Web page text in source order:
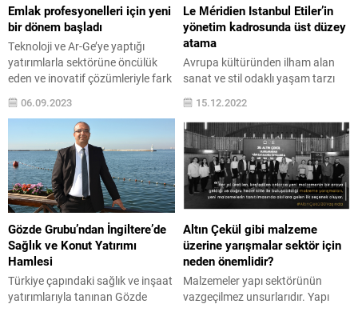
Emlak profesyonelleri için yeni
bir dönem başladı
Teknoloji ve Ar-Ge’ye yaptığı
yatırımlarla sektörüne öncülük
eden ve inovatif çözümleriyle fark
yaratan sahibinden.com,
kullanıcılarının hayatlarını
kolaylaştıracak hizmetler
sunmaya devam ediyor.
sahibinden.com geçtiğimiz yıl
kendi Ar-Ge merkezinde
geliştirdiği ve Sahibinden Pro
uygulaması üzerinden emlak
profesyonellerinin kullanımına
sunduğu “S-Sanal
Tur” teknolojisine, şimdi de S-
Sanal Tur Gimbal cihazını entegre
etti. S-Sanal Tur, mesafeleri
ortadan kaldırarak gayrimenkul...
06.09.2023
Le Méridien Istanbul Etiler’in
yönetim kadrosunda üst düzey
atama
Avrupa kültüründen ilham alan
sanat ve stil odaklı yaşam tarzı
oteli Le Méridien Istanbul Etiler’e
İnsan Kaynakları Direktörü olarak
Serkan Sefiloğlu atandı. Otelcilik
sektöründe 20 yılı aşkın deneyimi,
insan kaynakları disiplinindeki
engin tecrübeleriyle Le Méridien
Istanbul Etiler’in insan kaynakları
ekibine liderlik edecek olan başarılı
yönetici Marriott International
Türkiye bünyesinde yer...
15.12.2022
Gözde Grubu’ndan İngiltere’de
Sağlık ve Konut Yatırımı
Hamlesi
Türkiye çapındaki sağlık ve inşaat
yatırımlarıyla tanınan Gözde
Altın Çekül gibi malzeme
üzerine yarışmalar sektör için
neden önemlidir?
Malzemeler yapı sektörünün
vazgeçilmez unsurlarıdır. Yapı